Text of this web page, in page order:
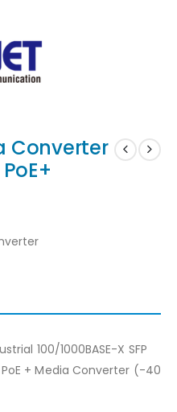
Converter
100/1000BASE-X SFP
PoE + Media Converter (-40